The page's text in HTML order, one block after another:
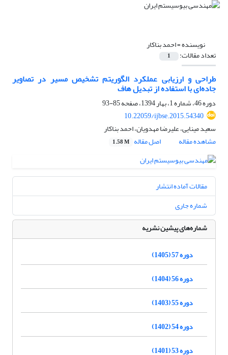
نویسنده =احمد بناکار
تعداد مقالات: 1
طراحی و ارزیابی عملکرد الگوریتم تشخیص مسیر در تصاویر
جاده‌ای با استفاده از تبدیل هاف
دوره 46، شماره 1، بهار 1394، صفحه
85-93
10.22059/ijbse.2015.54340
سعید مینایی، علیرضا مهدویان، احمد بناکار
مشاهده مقاله
اصل مقاله 1.58 M
مقالات آماده انتشار
شماره جاری
شماره‌های پیشین نشریه
دوره 57 (1405)
دوره 56 (1404)
دوره 55 (1403)
دوره 54 (1402)
دوره 53 (1401)